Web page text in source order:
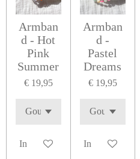
Armban
d - Hot
Pink
Summer
€ 19,95
In winkelwagen
Armban
d -
Pastel
Dreams
€ 19,95
In winkelwagen